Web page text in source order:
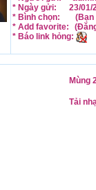
* Ngày gửi:
23/01/
* Bình chọn:
(Bạn
* Add favorite:
* Báo link hỏng:
Mùng
Tải